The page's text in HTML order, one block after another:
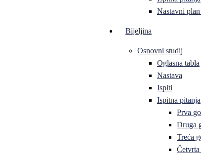
Nastavni
Bijeljina
Osnovni studij
Oglasna tabla
Nastava
Ispiti
Ispitna pitanja
Prva
Druga
Treća